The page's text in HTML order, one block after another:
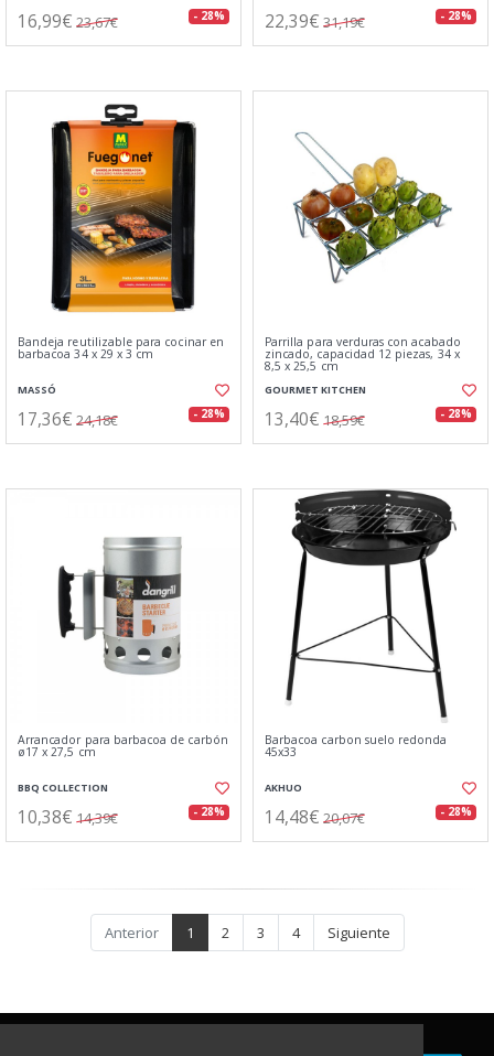
16,99€ 23,67€ - 28% 22,39€ 31,19€ - 28%
Bandeja reutilizable para cocinar en
barbacoa 34 x 29 x 3 cm
MASSÓ
17,36€ 24,18€ - 28%
Parrilla para verduras con acabado
zincado, capacidad 12 piezas, 34 x
8,5 x 25,5 cm
GOURMET KITCHEN
13,40€ 18,59€ - 28%
Arrancador para barbacoa de carbón
ø17 x 27,5 cm
BBQ COLLECTION
10,38€ 14,39€ - 28%
Barbacoa carbon suelo redonda
45x33
AKHUO
14,48€ 20,07€ - 28%
Anterior 1 2 3 4 Siguiente